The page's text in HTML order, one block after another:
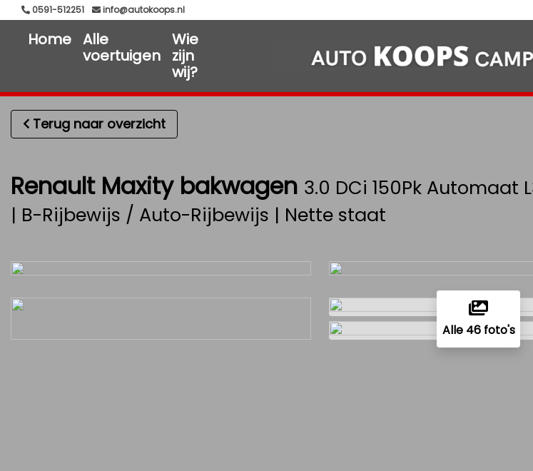
0591-512251 info@autokoops.nl
Home Alle
voertuigen
Wie
zijn
wij?
Terug naar overzicht
Renault Maxity bakwagen 3.0 DCi 150Pk Automaat
| B-Rijbewijs / Auto-Rijbewijs | Nette staat
Alle 46 foto's